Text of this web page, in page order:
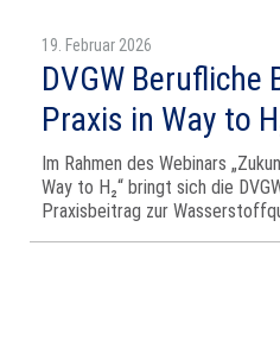
19. Februar 2026
DVGW Berufliche
Praxis in Way to
Im Rahmen des Webinars
Way to H₂“ bringt sich die
Praxisbeitrag zur